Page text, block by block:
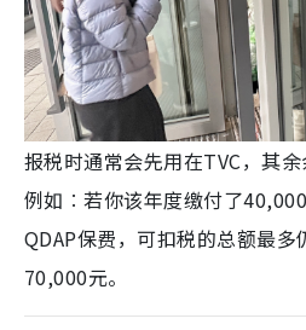
报税时通常会先用在TVC，其余
例如︰若你该年度缴付了
QDAP保费，可扣税的总额最
70,000元。